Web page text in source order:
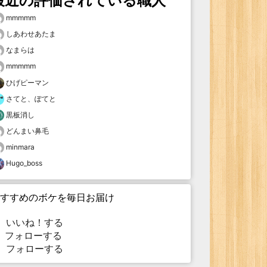
mmmmm
しあわせあたま
なまらは
mmmmm
ひげピーマン
さてと、ぽてと
黒板消し
どんまい鼻毛
minmara
Hugo_boss
すめのボケを毎日お届け
いいね！する
ォローする
フォローする